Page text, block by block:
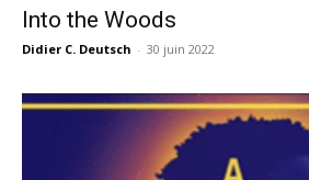
Into the Woods
Didier C. Deutsch - 30 juin 2022